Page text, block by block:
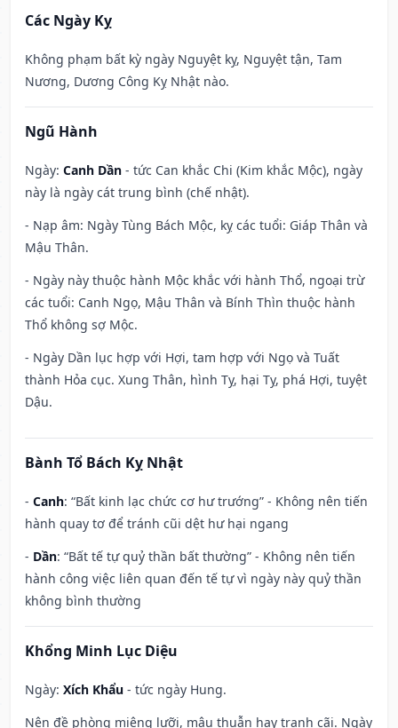
Các Ngày Kỵ
Không phạm bất kỳ ngày Nguyệt kỵ, Nguyệt tận, Tam
Nương, Dương Công Kỵ Nhật nào.
Ngũ Hành
Ngày: Canh Dần - tức Can khắc Chi (Kim khắc Mộc), ngày
này là ngày cát trung bình (chế nhật).
- Nạp âm: Ngày Tùng Bách Mộc, kỵ các tuổi: Giáp Thân và
Mậu Thân.
- Ngày này thuộc hành Mộc khắc với hành Thổ, ngoại trừ
các tuổi: Canh Ngọ, Mậu Thân và Bính Thìn thuộc hành
Thổ không sợ Mộc.
- Ngày Dần lục hợp với Hợi, tam hợp với Ngọ và Tuất
thành Hỏa cục. Xung Thân, hình Tỵ, hại Tỵ, phá Hợi, tuyệt
Dậu.
Bành Tổ Bách Kỵ Nhật
- Canh: “Bất kinh lạc chức cơ hư trướng” - Không nên tiến
hành quay tơ để tránh cũi dệt hư hại ngang
- Dần: “Bất tế tự quỷ thần bất thường” - Không nên tiến
hành công việc liên quan đến tế tự vì ngày này quỷ thần
không bình thường
Khổng Minh Lục Diệu
Ngày: Xích Khẩu - tức ngày Hung.
Nên đề phòng miệng lưỡi, mâu thuẫn hay tranh cãi. Ngày